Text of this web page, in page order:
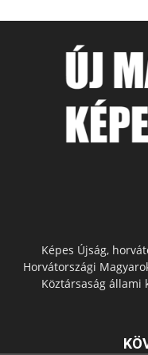
Képes Újság,
Horvátországi
Köztársaság állami